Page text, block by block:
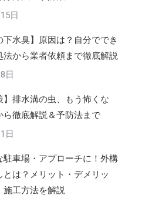
日
下水臭】原因は？自分ででき
法から業者依頼まで徹底解説
日
】排水溝の虫、もう怖くな
ら徹底解説＆予防法まで
日
駐車場・アプローチに！外構
とは？メリット・デメリッ
施工方法を解説